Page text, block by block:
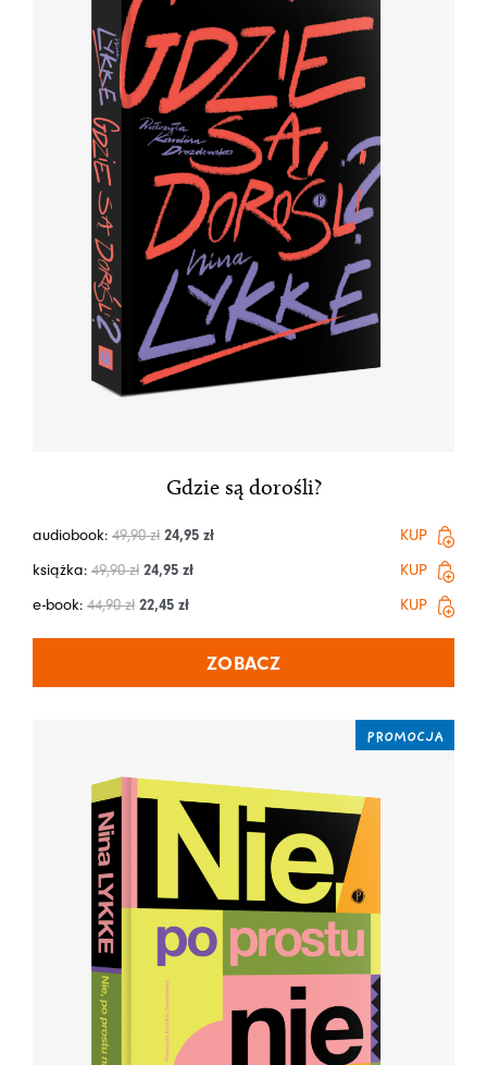
Gdzie są dorośli?
audiobook: 49,90zł 24,95 zł
KUP
książka: 49,90zł 24,95 zł
KUP
e-book: 44,90zł 22,45 zł KUP
ZOBACZ
PROMOCJA